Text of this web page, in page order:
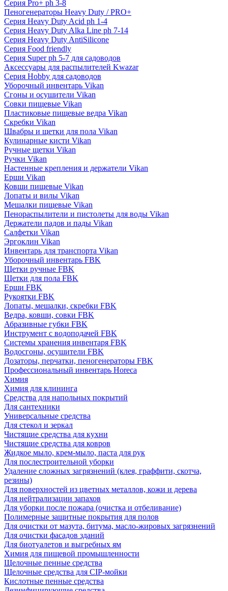
Серия Pro+ ph 3-8
Пеногенераторы Heavy Duty / PRO+
Серия Heavy Duty Acid ph 1-4
Серия Heavy Duty Alka Line ph 7-14
Серия Heavy Duty AntiSilicone
Серия Food friendly
Серия Super ph 5-7 для садоводов
Аксессуары для распылителей Kwazar
Серия Hobby для садоводов
Уборочный инвентарь Vikan
Сгоны и осушители Vikan
Совки пищевые Vikan
Пластиковые пищевые ведра Vikan
Скребки Vikan
Швабры и щетки для пола Vikan
Кулинарные кисти Vikan
Ручные щетки Vikan
Ручки Vikan
Настенные крепления и держатели Vikan
Ерши Vikan
Ковши пищевые Vikan
Лопаты и вилы Vikan
Мешалки пищевые Vikan
Пенораспылители и пистолеты для воды Vikan
Держатели падов и пады Vikan
Салфетки Vikan
Эргоклин Vikan
Инвентарь для транспорта Vikan
Уборочный инвентарь FBK
Щетки ручные FBK
Щетки для пола FBK
Ерши FBK
Рукоятки FBK
Лопаты, мешалки, скребки FBK
Ведра, ковши, совки FBK
Абразивные губки FBK
Инструмент с водоподачей FBK
Системы хранения инвентаря FBK
Водосгоны, осушители FBK
Дозаторы, перчатки, пеногенераторы FBK
Профессиональный инвентарь Horeca
Химия
Химия для клининга
Средства для напольных покрытий
Для сантехники
Универсальные средства
Для стекол и зеркал
Чистящие средства для кухни
Чистящие средства для ковров
Жидкое мыло, крем-мыло, паста для рук
Для послестроительной уборки
Удаление сложных загрязнений (клея, граффити, скотча,
резины)
Для поверхностей из цветных металлов, кожи и дерева
Для нейтрализации запахов
Для уборки после пожара (очистка и отбеливание)
Полимерные защитные покрытия для полов
Для очистки от мазута, битума, масло-жировых загрязнений
Для очистки фасадов зданий
Для биотуалетов и выгребных ям
Химия для пищевой промышленности
Щелочные пенные средства
Щелочные средства для CIP-мойки
Кислотные пенные средства